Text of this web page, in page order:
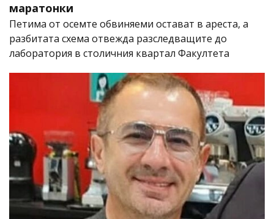
маратонки
Петима от осемте обвиняеми остават в ареста, а
разбитата схема отвежда разследващите до
лаборатория в столичния квартал Факултета